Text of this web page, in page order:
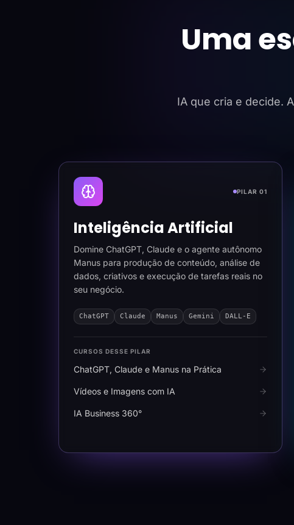
Uma
IA que cria e decide.
PILAR 01
Inteligência Artificial
Domine ChatGPT, Claude e o agente autônomo
Manus para produção de conteúdo, análise de
dados, criativos e execução de tarefas reais no
seu negócio.
ChatGPT Claude Manus Gemini DALL-E
CURSOS DESSE PILAR
ChatGPT, Claude e Manus na Prática
Vídeos e Imagens com IA
IA Business 360°